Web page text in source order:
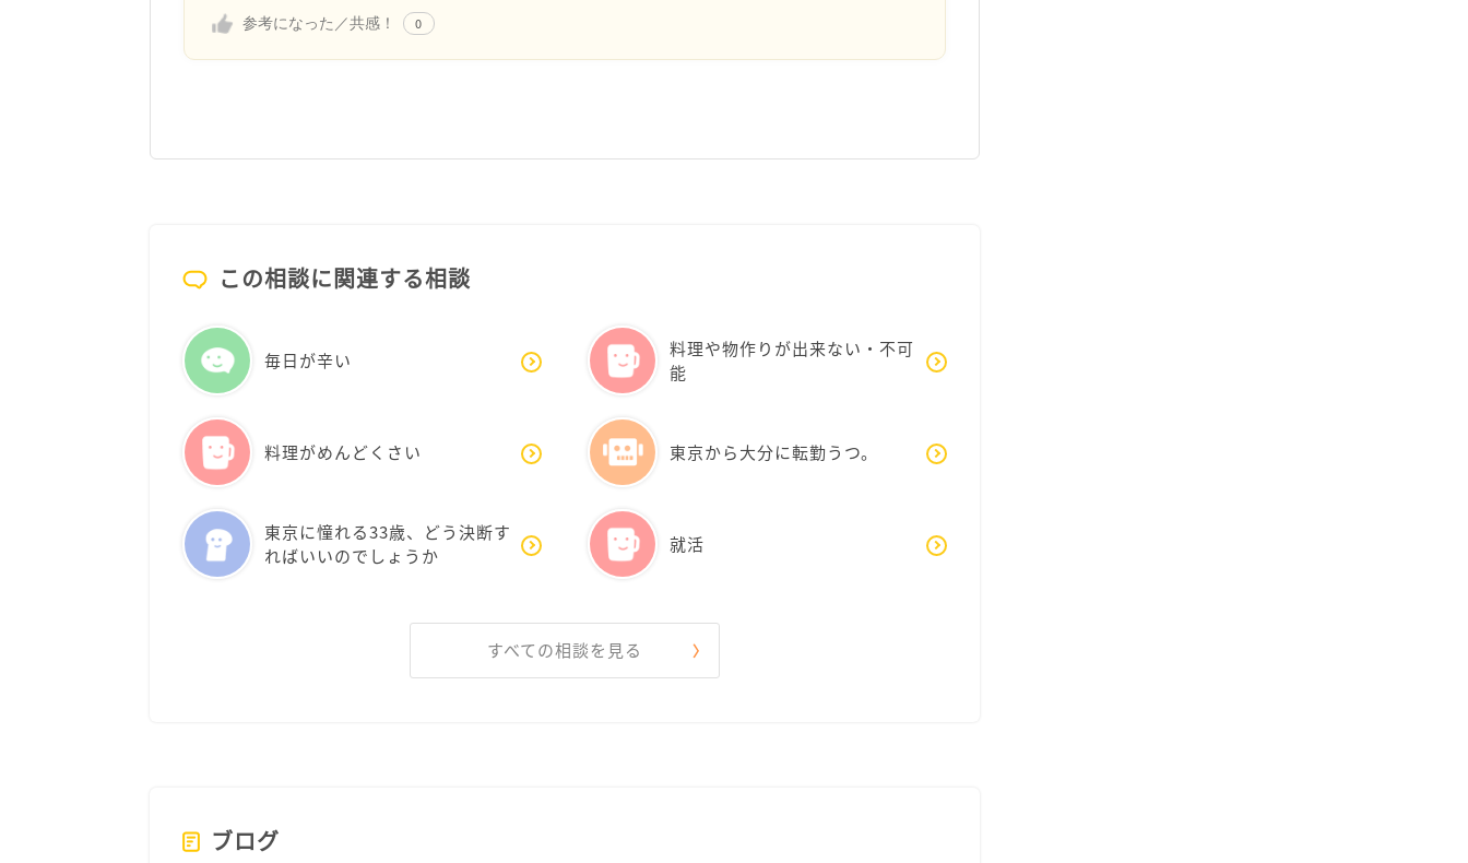
参考になった／共感！ 0
この相談に関連する相談
毎日が辛い
料理や物作りが出来ない・不可
能
料理がめんどくさい 東京から大分に転勤うつ。
東京に憧れる33歳、どう決断す
ればいいのでしょうか
就活
すべての相談を見る
ブログ